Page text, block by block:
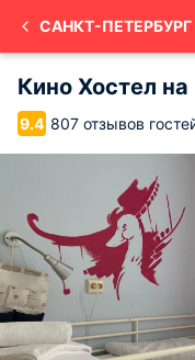
САНКТ-ПЕТЕРБУРГ
Кино Хостел
9.4 807 отзывов